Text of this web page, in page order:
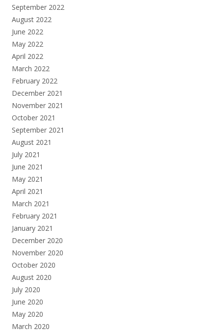
September 2022
August 2022
June 2022
May 2022
April 2022
March 2022
February 2022
December 2021
November 2021
October 2021
September 2021
August 2021
July 2021
June 2021
May 2021
April 2021
March 2021
February 2021
January 2021
December 2020
November 2020
October 2020
August 2020
July 2020
June 2020
May 2020
March 2020